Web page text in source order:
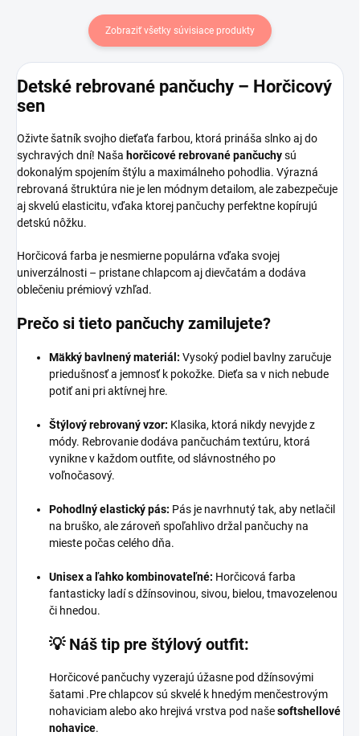
Zobraziť všetky súvisiace produkty
Detské rebrované pančuchy – Horčicový
sen
Oživte šatník svojho dieťaťa farbou, ktorá prináša slnko aj do
sychravých dní! Naša horčicové rebrované pančuchysú
dokonalým spojením štýlu a maximálneho pohodlia. Výrazná
rebrovaná štruktúra nie je len módnym detailom, ale zabezpečuje
aj skvelú elasticitu, vďaka ktorej pančuchy perfektne kopírujú
detskú nôžku.
Horčicová farba je nesmierne populárna vďaka svojej
univerzálnosti – pristane chlapcom aj dievčatám a dodáva
oblečeniu prémiový vzhľad.
Prečo si tieto pančuchy zamilujete?
Mäkký bavlnený materiál: Vysoký podiel bavlny zaručuje
priedušnosť a jemnosť k pokožke. Dieťa sa v nich nebude
potiť ani pri aktívnej hre.
Štýlový rebrovaný vzor: Klasika, ktorá nikdy nevyjde z
módy. Rebrovanie dodáva pančuchám textúru, ktorá
vynikne v každom outfite, od slávnostného po
voľnočasový.
Pohodlný elastický pás: Pás je navrhnutý tak, aby netlačil
na bruško, ale zároveň spoľahlivo držal pančuchy na
mieste počas celého dňa.
Unisex a ľahko kombinovateľné: Horčicová farba
fantasticky ladí s džínsovinou, sivou, bielou, tmavozelenou
či hnedou.
💡 Náš tip pre štýlový outfit:
Horčicové pančuchy vyzerajú úžasne pod džínsovými
šatami .Pre chlapcov sú skvelé k hnedým menčestrovým
nohaviciam alebo ako hrejivá vrstva pod našesoftshellové
nohavice.